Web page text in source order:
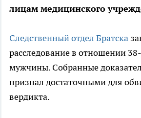
лицам медицинского
Следственный отдел Братска
расследование в отношении
мужчины. Собранные
признал достаточными для
вердикта.